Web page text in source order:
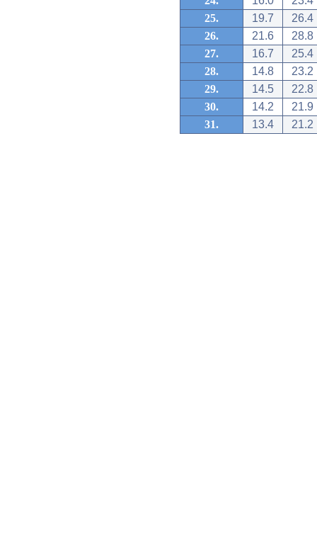
25.
19.7
26.4
26.
21.6
28.8
27.
16.7
25.4
28.
14.8
23.2
29.
14.5
22.8
30.
14.2
21.9
31.
13.4 21.2